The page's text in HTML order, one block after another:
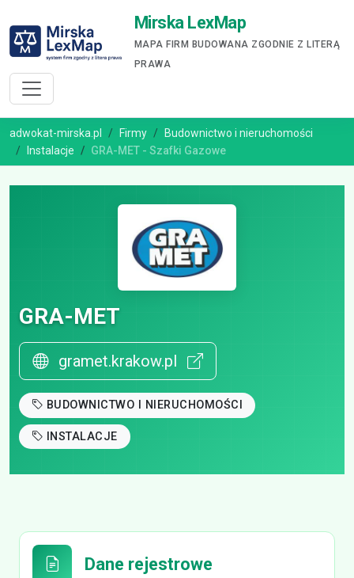
Mirska LexMap
MAPA FIRM BUDOWANA ZGODNIE Z LITERĄ
PRAWA
adwokat-mirska.pl Firmy
Budownictwo i nieruchomości
Instalacje
GRA-MET - Szafki Gazowe
GRA-MET
gramet.krakow.pl
BUDOWNICTWO I NIERUCHOMOŚCI
INSTALACJE
Dane rejestrowe